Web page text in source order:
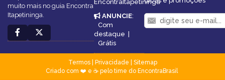
muito mais no guia Encontra
Itapetininga.
EncontraItapetininga
ANUNCIE:
Com
destaque |
Grátis
Termos| Privacidade
Sitemap
Criado com ❤️ e ☕ pelo time do EncontraBrasil